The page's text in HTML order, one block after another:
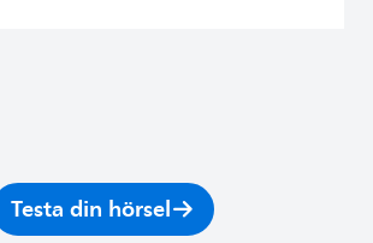
Testa din hörsel